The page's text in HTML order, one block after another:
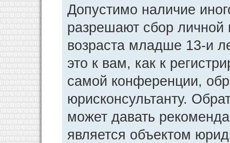
Допустимо наличие
разрешают сбор
возраста младше 13-и
это к вам, как к
самой конференции,
юрисконсультанту.
может давать
является объектом